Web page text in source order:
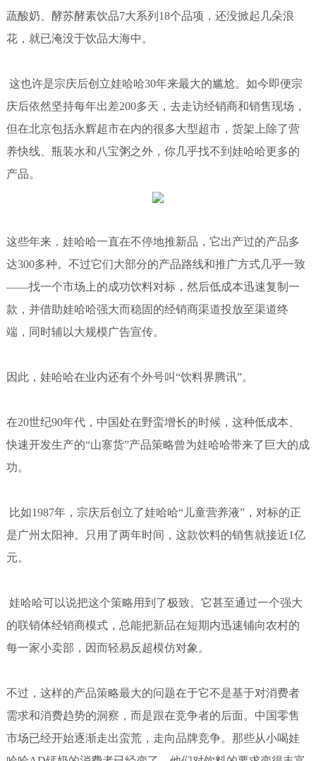
蔬酸奶、酵苏酵素饮品7大系列18个品项，还没掀起几朵浪
花，就已淹没于饮品大海中。
这也许是宗庆后创立娃哈哈30年来最大的尴尬。如今即便宗
庆后依然坚持每年出差200多天，去走访经销商和销售现场，
但在北京包括永辉超市在内的很多大型超市，货架上除了营
养快线、瓶装水和八宝粥之外，你几乎找不到娃哈哈更多的
产品。
这些年来，娃哈哈一直在不停地推新品，它出产过的产品多
达300多种。不过它们大部分的产品路线和推广方式几乎一致
——找一个市场上的成功饮料对标，然后低成本迅速复制一
款，并借助娃哈哈强大而稳固的经销商渠道投放至渠道终
端，同时辅以大规模广告宣传。
因此，娃哈哈在业内还有个外号叫“饮料界腾讯”。
在20世纪90年代，中国处在野蛮增长的时候，这种低成本、
快速开发生产的“山寨货”产品策略曾为娃哈哈带来了巨大的成
功。
比如1987年，宗庆后创立了娃哈哈“儿童营养液”，对标的正
是广州太阳神。只用了两年时间，这款饮料的销售就接近1亿
元。
娃哈哈可以说把这个策略用到了极致。它甚至通过一个强大
的联销体经销商模式，总能把新品在短期内迅速铺向农村的
每一家小卖部，因而轻易反超模仿对象。
不过，这样的产品策略最大的问题在于它不是基于对消费者
需求和消费趋势的洞察，而是跟在竞争者的后面。中国零售
市场已经开始逐渐走出蛮荒，走向品牌竞争。那些从小喝娃